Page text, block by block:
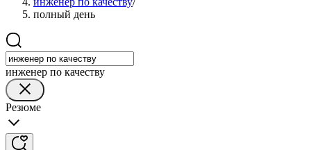
полный день
инженер по качеству
Резюме